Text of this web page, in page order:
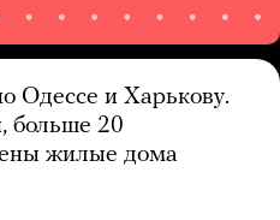
Одессе и Харькову.
больше 20
жилые дома